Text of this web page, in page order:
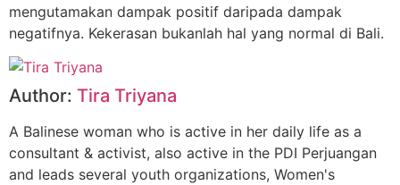
mengutamakan dampak positif daripada dampak
negatifnya. Kekerasan bukanlah hal yang normal di Bali.
Author: Tira Triyana
A Balinese woman who is active in her daily life as a
consultant & activist, also active in the PDI Perjuangan
and leads several youth organizations, Women's